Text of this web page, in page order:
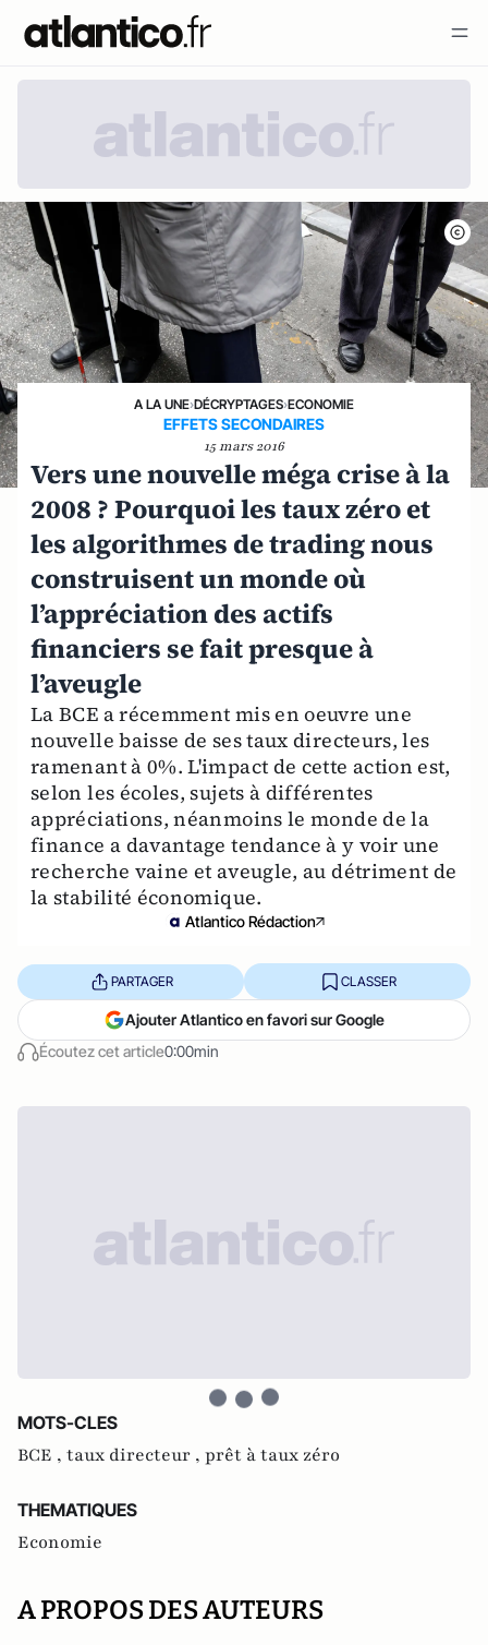
A LA UNE›DÉCRYPTAGES›ECONOMIE
EFFETS SECONDAIRES
15 mars 2016
Vers une nouvelle méga crise à la
2008 ? Pourquoi les taux zéro et
les algorithmes de trading nous
construisent un monde où
l’appréciation des actifs
financiers se fait presque à
l’aveugle
La BCE a récemment mis en oeuvre une
nouvelle baisse de ses taux directeurs, les
ramenant à 0%. L'impact de cette action est,
selon les écoles, sujets à différentes
appréciations, néanmoins le monde de la
finance a davantage tendance à y voir une
recherche vaine et aveugle, au détriment de
la stabilité économique.
Atlantico Rédaction
Écoutez cet article0:00min
PARTAGER CLASSER
Ajouter Atlantico en favori sur Google
MOTS-CLES
BCE , taux directeur , prêt à taux zéro
THEMATIQUES
Economie
A PROPOS DES AUTEURS